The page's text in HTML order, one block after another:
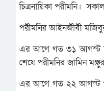
চিত্রনায়িকা পরীমনি।
পরীমনির আইনজীবী
এর আগে গত ৩১ আগস্ট
শেষে পরীমনির জামিন
এর আগে গত ২২ আগস্ট